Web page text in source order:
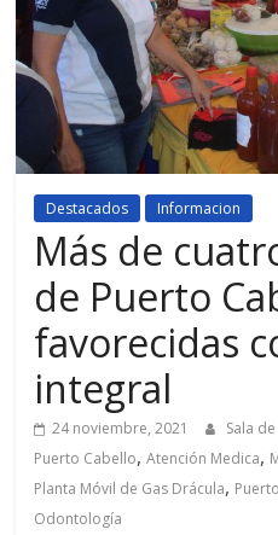
Destacados Informacion
Más de
de Puerto
favorecidas
integral
24 noviembre, 2021 Sala
Puerto Cabello,Atención Medica,
Planta Móvil de Gas Drácula,
Odontología